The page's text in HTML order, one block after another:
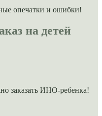
опечатки и ошибки!
на детей
заказать ИНО-ребенка!